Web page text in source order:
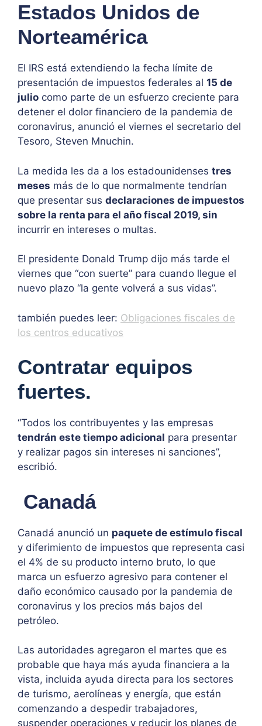
Estados Unidos de
Norteamérica
El IRS está extendiendo la fecha límite de
presentación de impuestos federales al 15 de
julio como parte de un esfuerzo creciente para
detener el dolor financiero de la pandemia de
coronavirus, anunció el viernes el secretario del
Tesoro, Steven Mnuchin.
La medida les da a los estadounidenses tres
meses más de lo que normalmente tendrían
que presentar sus declaraciones de impuestos
sobre la renta para el año fiscal 2019, sin
incurrir en intereses o multas.
El presidente Donald Trump dijo más tarde el
viernes que “con suerte” para cuando llegue el
nuevo plazo “la gente volverá a sus vidas”.
también puedes leer: Obligaciones fiscales de
los centros educativos
Contratar equipos
fuertes.
“Todos los contribuyentes y las empresas
tendrán este tiempo adicional para presentar
y realizar pagos sin intereses ni sanciones”,
escribió.
Canadá
Canadá anunció un paquete de estímulo fiscal
y diferimiento de impuestos que representa casi
el 4% de su producto interno bruto, lo que
marca un esfuerzo agresivo para contener el
daño económico causado por la pandemia de
coronavirus y los precios más bajos del
petróleo.
Las autoridades agregaron el martes que es
probable que haya más ayuda financiera a la
vista, incluida ayuda directa para los sectores
de turismo, aerolíneas y energía, que están
comenzando a despedir trabajadores,
suspender operaciones y reducir los planes de